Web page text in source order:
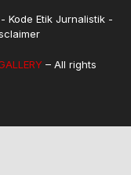
Kode Etik Jurnalistik
– All rights